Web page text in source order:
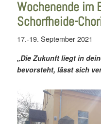
Wochenende im
Schorfheide-
17.-19. September 2021
„Die Zukunft liegt in
bevorsteht, lässt sich